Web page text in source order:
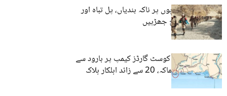
بلوچستان: شاہراہوں پر ناکہ بندیاں، پل تباہ اور
گاڑیاں تباہ، مسلح جھڑپیں
جیونی: پاکستان کوسٹ گارڈز کیمپ پر بارود سے
بھری گاڑی کا دھماکہ، 20 سے زائد اہلکار ہلاک